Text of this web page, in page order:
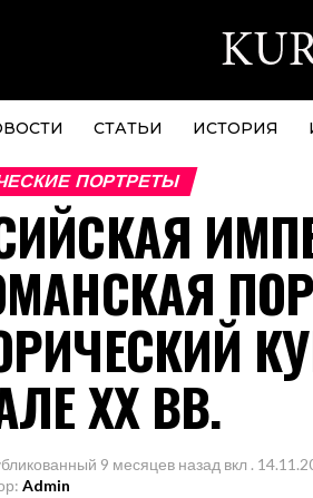
СТАТЬИ ИСТОРИЯ
ПОРТРЕТЫ
XX ВВ.
9 месяцев назад вкл .
Admin